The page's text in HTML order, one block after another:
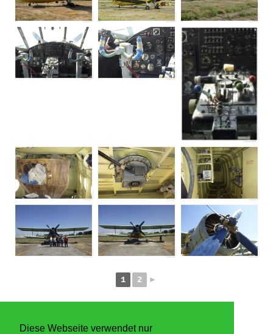
Diese Webseite verwendet nur
1 2 ►